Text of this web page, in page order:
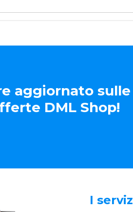
aggiornato sulle
DML Shop!
I